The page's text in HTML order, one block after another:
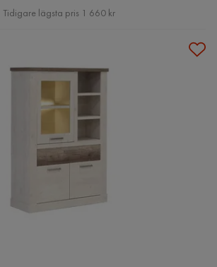
Pris
Tidigare lägsta pris 1 660 kr